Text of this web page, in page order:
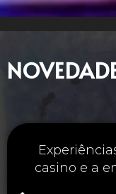
Soluções
com